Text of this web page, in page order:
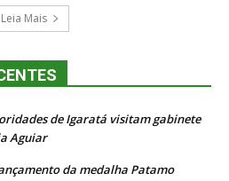
Leia Mais
de Igaratá visitam gabinete
Aguiar
da medalha Patamo